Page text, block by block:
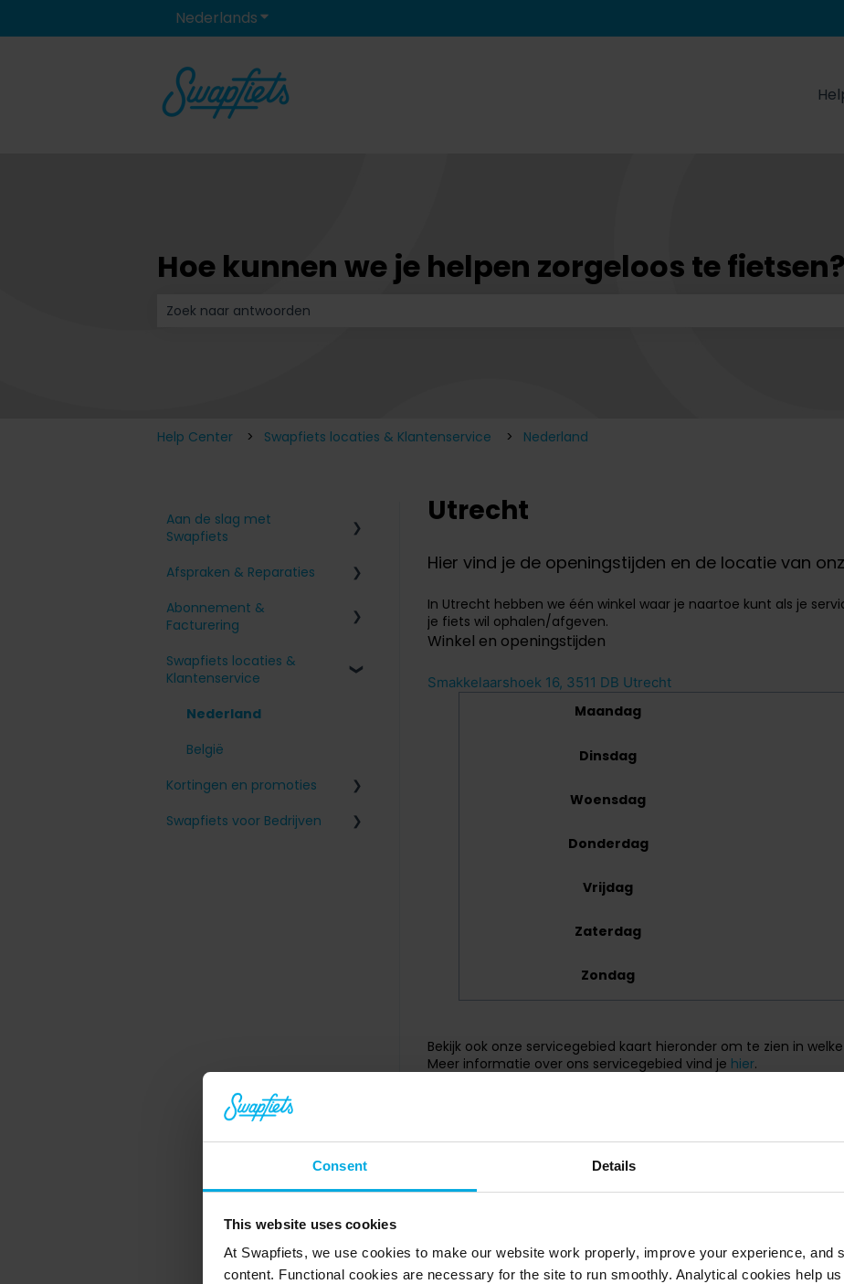
Consent Details
This website uses cookies
At Swapfiets, we use cookies to make our website work properly, improve your experience, and
content. Functional cookies are necessary for the site to run smoothly. Analytical cookies help
NederlandsSubmenu tonen voor vertalingen
Hoe kunnen we je helpen zorgeloos te fietsen?
Help Center Swapfiets locaties & Klantenservice Nederland
Utrecht
Hier vind je de openingstijden en de locatie van
In Utrecht hebben we één winkel waar je naartoe kunt als je
je fiets wil ophalen/afgeven.
Winkel en openingstijden
Smakkelaarshoek 16, 3511 DB Utrecht
Maandag
Dinsdag
Woensdag
Donderdag
Vrijdag
Zaterdag
Zondag
Bekijk ook onze servicegebied kaart hieronder om te zien in
Meer informatie over ons servicegebied vind je hier.
Aan de slag met
Swapfiets
Aanmelden voor Swapfiets
Mijn fiets ontvangen
Voor je fiets zorgen
Afspraken & Reparaties
Problemen met mijn
Swapfiets
Ik heb een afspraak
gepland
Andere vragen
Abonnement &
Facturering
Toeslagen en betalingen
opzeggen
Swapfiets locaties &
Klantenservice
Nederland
België
Kortingen en promoties
Vriendenkorting
Swapfiets voor Bedrijven